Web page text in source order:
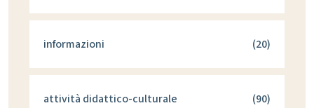
informazioni (20)
attività didattico-culturale (90)